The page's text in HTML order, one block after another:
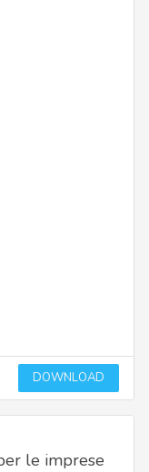
DOWNLOAD
le imprese